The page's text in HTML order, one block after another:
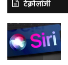
टेक्नोलॉजी